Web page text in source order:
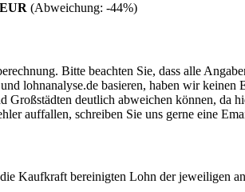
(Abweichung: -44%)
Bitte beachten Sie, dass alle
lohnanalyse.de basieren, haben wir
deutlich abweichen können, da
auffallen, schreiben Sie uns gerne eine
Kaufkraft bereinigten Lohn der jeweiligen